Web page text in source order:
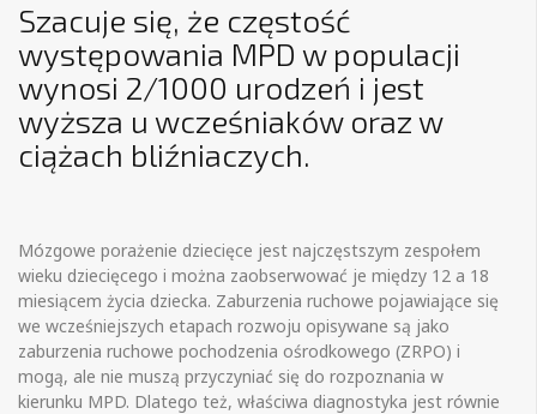
Szacuje się, że częstość
występowania MPD w populacji
wynosi 2/1000 urodzeń i jest
wyższa u wcześniaków oraz w
ciążach bliźniaczych.
Mózgowe porażenie dziecięce jest najczęstszym zespołem
wieku dziecięcego i można zaobserwować je między 12 a 18
miesiącem życia dziecka. Zaburzenia ruchowe pojawiające się
we wcześniejszych etapach rozwoju opisywane są jako
zaburzenia ruchowe pochodzenia ośrodkowego (ZRPO) i
mogą, ale nie muszą przyczyniać się do rozpoznania w
kierunku MPD. Dlatego też, właściwa diagnostyka jest równie